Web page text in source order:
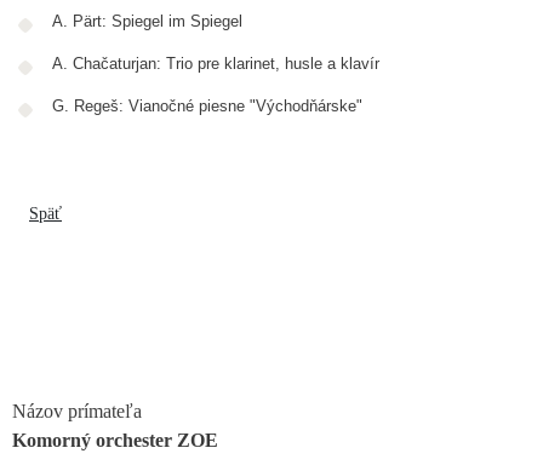
A. Pärt: Spiegel im Spiegel
A. Chačaturjan: Trio pre klarinet, husle a klavír
G. Regeš: Vianočné piesne "Východňárske"
Späť
Názov prímateľa
Komorný orchester ZOE